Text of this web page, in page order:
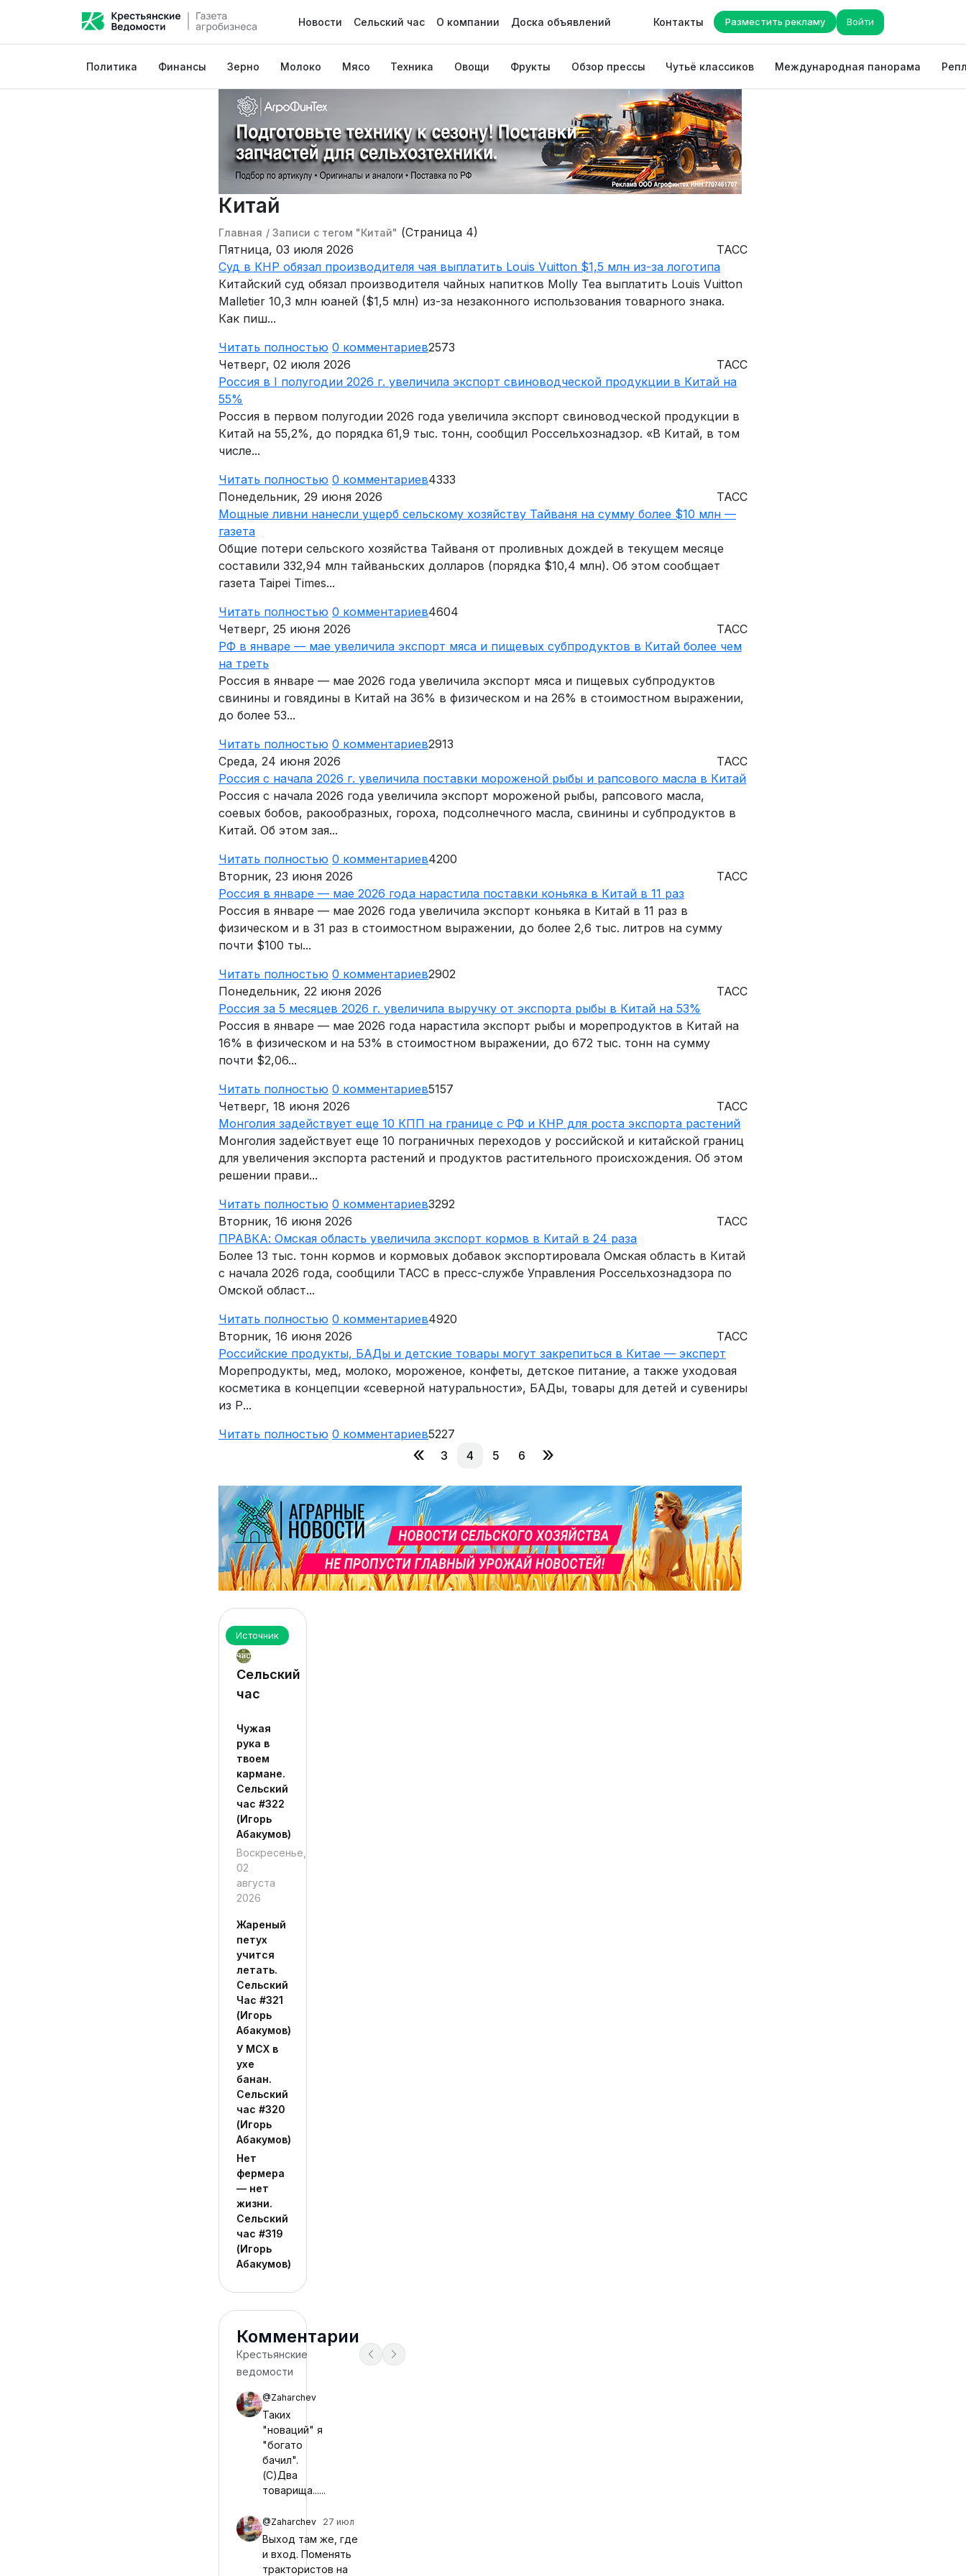
Новости Сельский час О компании Доска объявлений Контакты Разместить рекламу Войти
Политика Финансы Зерно Молоко Мясо Техника Овощи Фрукты Обзор прессы Чутьё классиков Международная панорама
Китай
Главная / Записи с тегом "Китай" (Страница 4)
Пятница, 03 июля 2026
ТАСС
Суд в КНР обязал производителя чая выплатить Louis Vuitton $1,5 млн из-за логотипа
Китайский суд обязал производителя чайных напитков Molly Tea выплатить Louis Vuitton
Malletier 10,3 млн юаней ($1,5 млн) из-за незаконного использования товарного знака.
Как пиш...
Читать полностью 0 комментариев2573
Четверг, 02 июля 2026
ТАСС
Россия в I полугодии 2026 г. увеличила экспорт свиноводческой продукции в Китай на
55%
Россия в первом полугодии 2026 года увеличила экспорт свиноводческой продукции в
Китай на 55,2%, до порядка 61,9 тыс. тонн, сообщил Россельхознадзор. «В Китай, в том
числе...
Читать полностью 0 комментариев4333
Понедельник, 29 июня 2026
ТАСС
Мощные ливни нанесли ущерб сельскому хозяйству Тайваня на сумму более $10 млн —
газета
Общие потери сельского хозяйства Тайваня от проливных дождей в текущем месяце
составили 332,94 млн тайваньских долларов (порядка $10,4 млн). Об этом сообщает
газета Taipei Times...
Читать полностью 0 комментариев4604
Четверг, 25 июня 2026
ТАСС
РФ в январе — мае увеличила экспорт мяса и пищевых субпродуктов в Китай более чем
на треть
Россия в январе — мае 2026 года увеличила экспорт мяса и пищевых субпродуктов
свинины и говядины в Китай на 36% в физическом и на 26% в стоимостном выражении,
до более 53...
Читать полностью 0 комментариев2913
Среда, 24 июня 2026
ТАСС
Россия с начала 2026 г. увеличила поставки мороженой рыбы и рапсового масла в Китай
Россия с начала 2026 года увеличила экспорт мороженой рыбы, рапсового масла,
соевых бобов, ракообразных, гороха, подсолнечного масла, свинины и субпродуктов в
Китай. Об этом зая...
Читать полностью 0 комментариев4200
Вторник, 23 июня 2026
ТАСС
Россия в январе — мае 2026 года нарастила поставки коньяка в Китай в 11 раз
Россия в январе — мае 2026 года увеличила экспорт коньяка в Китай в 11 раз в
физическом и в 31 раз в стоимостном выражении, до более 2,6 тыс. литров на сумму
почти $100 ты...
Читать полностью 0 комментариев2902
Понедельник, 22 июня 2026
ТАСС
Россия за 5 месяцев 2026 г. увеличила выручку от экспорта рыбы в Китай на 53%
Россия в январе — мае 2026 года нарастила экспорт рыбы и морепродуктов в Китай на
16% в физическом и на 53% в стоимостном выражении, до 672 тыс. тонн на сумму
почти $2,06...
Читать полностью 0 комментариев5157
Четверг, 18 июня 2026
ТАСС
Монголия задействует еще 10 КПП на границе с РФ и КНР для роста экспорта растений
Монголия задействует еще 10 пограничных переходов у российской и китайской границ
для увеличения экспорта растений и продуктов растительного происхождения. Об этом
решении прави...
Читать полностью 0 комментариев3292
Вторник, 16 июня 2026
ТАСС
ПРАВКА: Омская область увеличила экспорт кормов в Китай в 24 раза
Более 13 тыс. тонн кормов и кормовых добавок экспортировала Омская область в Китай
с начала 2026 года, сообщили ТАСС в пресс-службе Управления Россельхознадзора по
Омской област...
Читать полностью 0 комментариев4920
Вторник, 16 июня 2026
ТАСС
Российские продукты, БАДы и детские товары могут закрепиться в Китае — эксперт
Морепродукты, мед, молоко, мороженое, конфеты, детское питание, а также уходовая
косметика в концепции «северной натуральности», БАДы, товары для детей и сувениры
из Р...
Читать полностью 0 комментариев5227
« 3 4 5 6 »
Источник
Сельский
час
Чужая
рука в
твоем
кармане.
Сельский
час #322
(Игорь
Абакумов)
Воскресенье,
02
августа
2026
Жареный
петух
учится
летать.
Сельский
Час #321
(Игорь
Абакумов)
У МСХ в
ухе
банан.
Сельский
час #320
(Игорь
Абакумов)
Нет
фермера
— нет
жизни.
Сельский
час #319
(Игорь
Абакумов)
Комментарии
Крестьянские
ведомости
@Zaharchev
28 июл 2026
Таких
"новаций" я
"богато
бачил".
(С)Два
товарища......
@Zaharchev 27 июл
2026
Выход там же, где
и вход. Поменять
трактористов на